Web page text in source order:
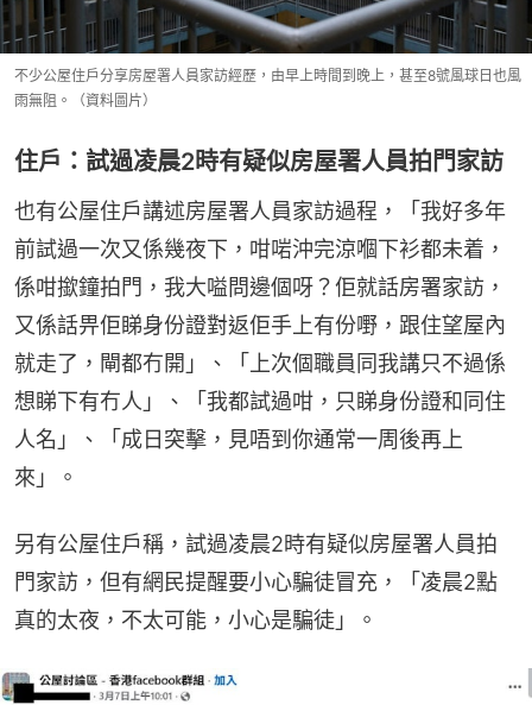
不少公屋住戶分享房屋署人員家訪經歷，由早上時間到晚上，甚至8號風球日也風
雨無阻。（資料圖片）
住戶：試過凌晨2時有疑似房屋署人員拍門家訪
也有公屋住戶講述房屋署人員家訪過程，「我好多年
前試過一次又係幾夜下，咁啱沖完涼嗰下衫都未着，
係咁撳鐘拍門，我大嗌問邊個呀？佢就話房署家訪，
又係話畀佢睇身份證對返佢手上有份嘢，跟住望屋內
就走了，閘都冇開」、「上次個職員同我講只不過係
想睇下有冇人」、「我都試過咁，只睇身份證和同住
人名」、「成日突擊，見唔到你通常一周後再上
來」。
另有公屋住戶稱，試過凌晨2時有疑似房屋署人員拍
門家訪，但有網民提醒要小心騙徒冒充，「凌晨2點
真的太夜，不太可能，小心是騙徒」。